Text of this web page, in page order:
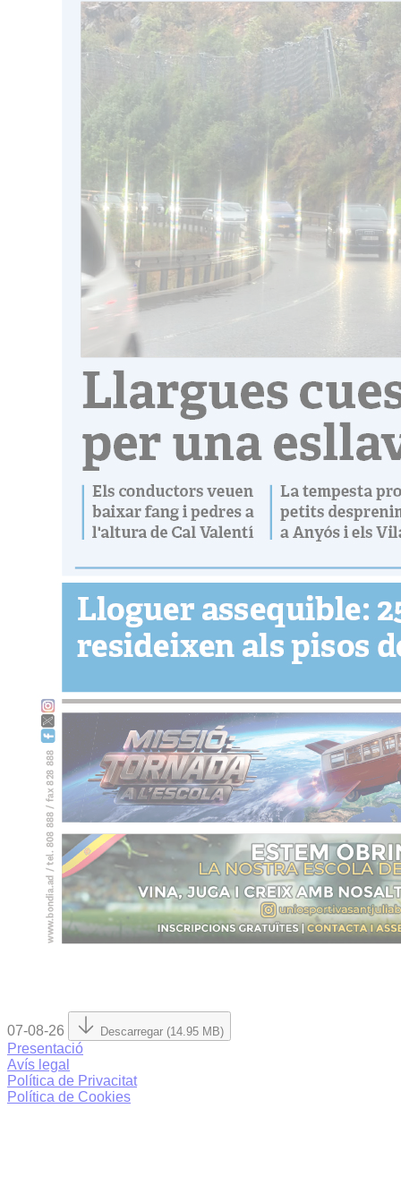
07-08-26 Descarregar (14.95 MB)
Presentació
Avís legal
Política de Privacitat
Política de Cookies